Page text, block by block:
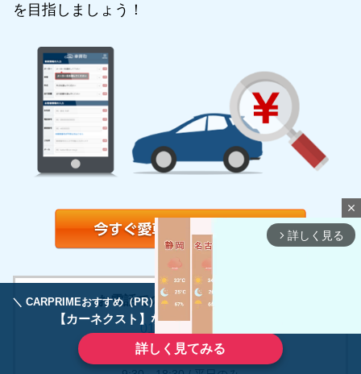
＼ CARPRIMEおすすめ（PR） ／ディーラーで手放すのはもったいない！
【カーネクスト】ならどんなクルマも高価買取
詳しく見てみる
を目指しましょう！
お電話でのお申込みも受付中！
0120-994-996
受付時間
close
arrow_forward_ios 詳しく見る